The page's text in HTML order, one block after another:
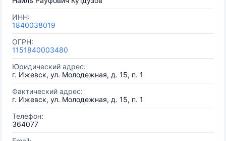
ИНН:
1840038019
ОГРН:
1151840003480
Юридический адрес:
г. Ижевск, ул. Молодежная, д. 15, п. 1
Фактический адрес:
г. Ижевск, ул. Молодежная, д. 15, п. 1
Телефон:
364077